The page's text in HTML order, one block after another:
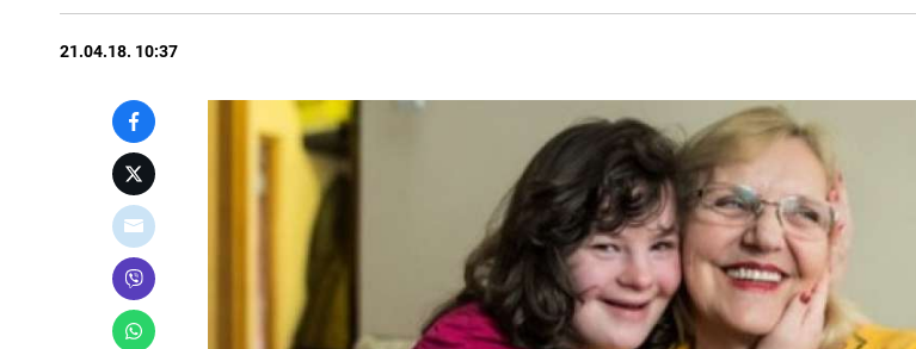
21.04.18. 10:37